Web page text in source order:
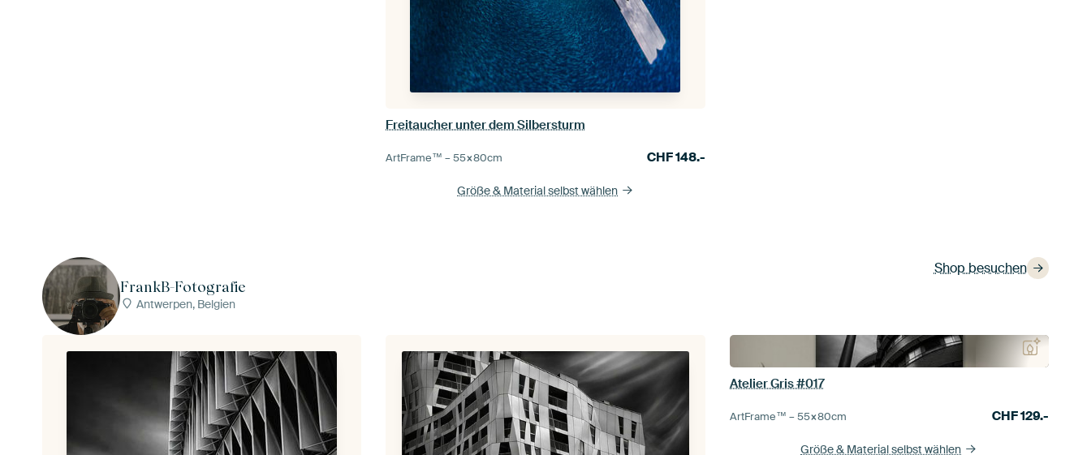
Freitaucher unter dem Silbersturm
ArtFrame™ –55×80cm CHF148.-
Größe & Material selbst wählen
FrankB-Fotografie
Antwerpen, Belgien
Shop besuchen
Atelier Gris #017
ArtFrame™ –55×80cm CHF129.-
Größe & Material selbst wählen